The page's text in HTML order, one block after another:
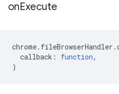
onExecute
chrome. fileBrowserHandler .
callback : function,
)